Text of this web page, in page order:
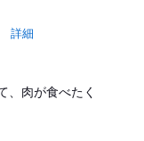
詳細
、肉が食べたく